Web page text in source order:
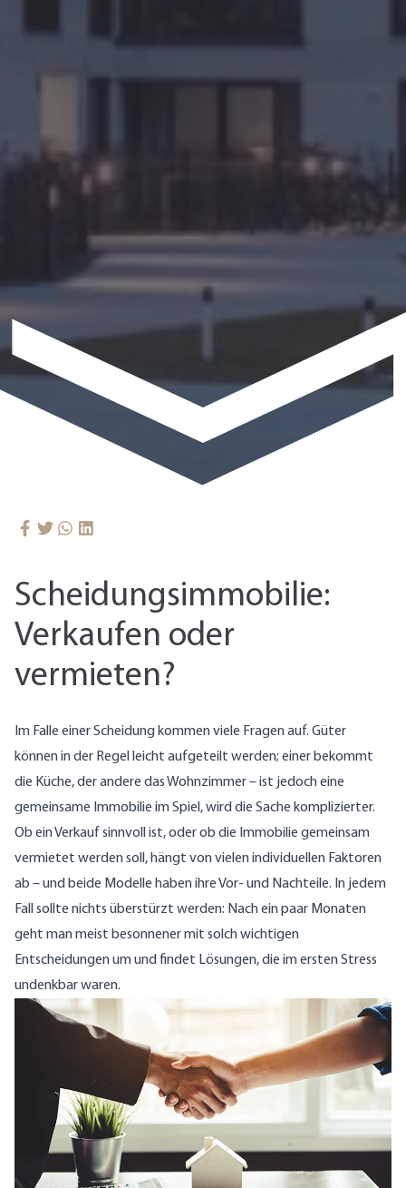
Scheidungsimmobilie:
Verkaufen oder
vermieten?
Im Falle einer Scheidung kommen viele Fragen auf. Güter
können in der Regel leicht aufgeteilt werden; einer bekommt
die Küche, der andere das Wohnzimmer – ist jedoch eine
gemeinsame Immobilie im Spiel, wird die Sache komplizierter.
Ob ein Verkauf sinnvoll ist, oder ob die Immobilie gemeinsam
vermietet werden soll, hängt von vielen individuellen Faktoren
ab – und beide Modelle haben ihre Vor- und Nachteile. In jedem
Fall sollte nichts überstürzt werden: Nach ein paar Monaten
geht man meist besonnener mit solch wichtigen
Entscheidungen um und findet Lösungen, die im ersten Stress
undenkbar waren.